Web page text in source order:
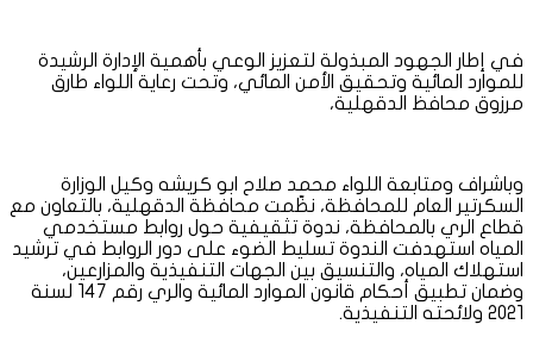
في إطار الجهود المبذولة لتعزيز الوعي بأهمية الإدارة الرشيدة
للموارد المائية وتحقيق الأمن المائي، وتحت رعاية اللواء طارق
مرزوق محافظ الدقهلية،
وباشراف ومتابعة اللواء محمد صلاح ابو كريشه وكيل الوزارة
السكرتير العام للمحافظة، نظّمت محافظة الدقهلية، بالتعاون مع
قطاع الري بالمحافظة، ندوة تثقيفية حول روابط مستخدمي
المياه استهدفت الندوة تسليط الضوء على دور الروابط في ترشيد
استهلاك المياه، والتنسيق بين الجهات التنفيذية والمزارعين،
وضمان تطبيق أحكام قانون الموارد المائية والري رقم 147 لسنة
2021 ولائحته التنفيذية.